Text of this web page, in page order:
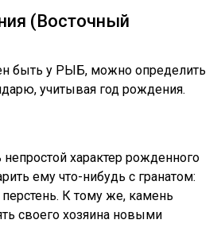
(Восточный
быть у РЫБ, можно определить
учитывая год рождения.
характер рожденного
ему что-нибудь с гранатом:
К тому же, камень
своего хозяина новыми